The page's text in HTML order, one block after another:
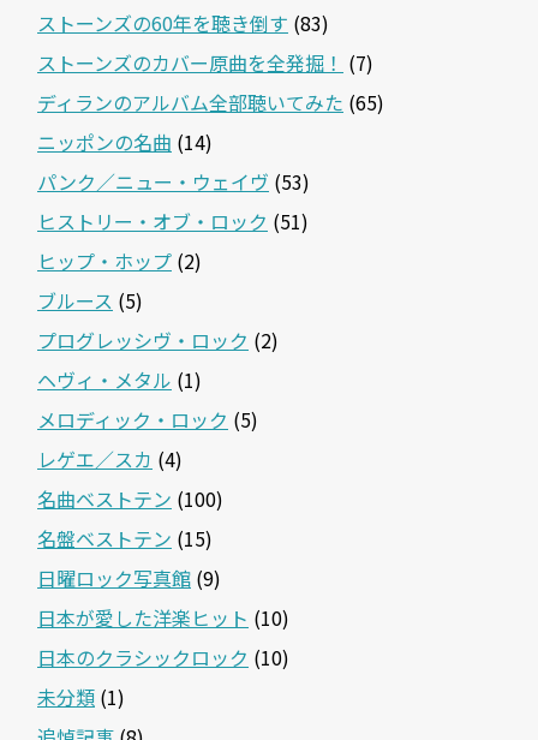
ストーンズの60年を聴き倒す (83)
ストーンズのカバー原曲を全発掘！ (7)
ディランのアルバム全部聴いてみた (65)
ニッポンの名曲 (14)
パンク／ニュー・ウェイヴ (53)
ヒストリー・オブ・ロック (51)
ヒップ・ホップ (2)
ブルース (5)
プログレッシヴ・ロック (2)
ヘヴィ・メタル (1)
メロディック・ロック (5)
レゲエ／スカ (4)
名曲ベストテン (100)
名盤ベストテン (15)
日曜ロック写真館 (9)
日本が愛した洋楽ヒット (10)
日本のクラシックロック (10)
未分類 (1)